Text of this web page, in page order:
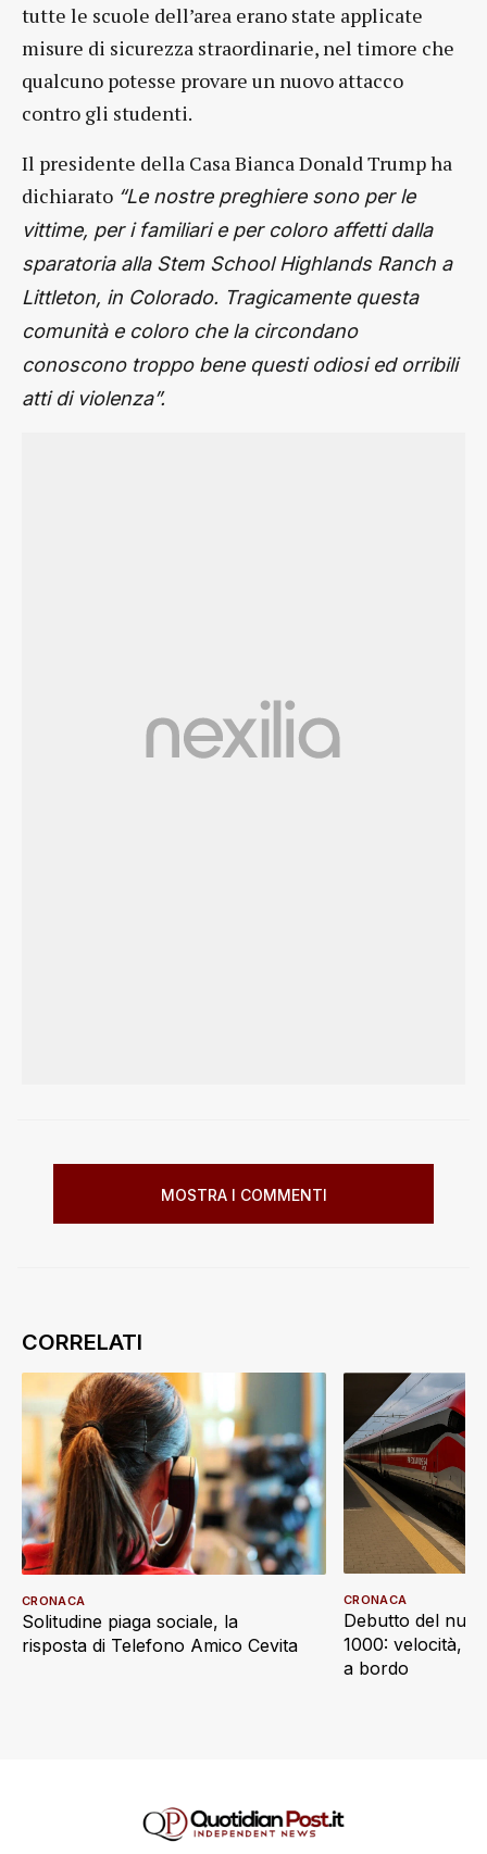
tutte le scuole dell’area erano state applicate
misure di sicurezza straordinarie, nel timore che
qualcuno potesse provare un nuovo attacco
contro gli studenti.
Il presidente della Casa Bianca Donald Trump ha
dichiarato “Le nostre preghiere sono per le
vittime, per i familiari e per coloro affetti dalla
sparatoria alla Stem School Highlands Ranch a
Littleton, in Colorado. Tragicamente questa
comunità e coloro che la circondano
conoscono troppo bene questi odiosi ed orribili
atti di violenza”.
MOSTRA I COMMENTI
Solitudine piaga sociale, la
risposta di Telefono Amico Cevita
CRONACA
Debutto del
1000: velocità,
a bordo
CRONACA